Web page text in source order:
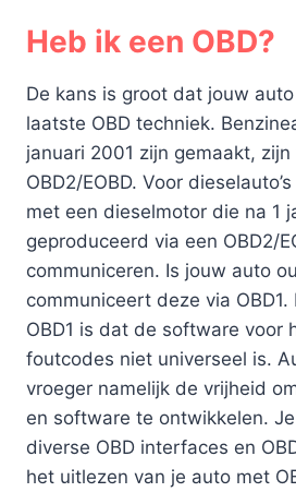
Heb ik een OBD?
De kans is groot dat jouw
laatste OBD techniek.
januari 2001 zijn gemaakt,
OBD2/EOBD. Voor
met een dieselmotor die na 1
geproduceerd via een OBD2/
communiceren. Is jouw auto
communiceert deze via
OBD1 is dat de software voor
foutcodes niet universeel is.
vroeger namelijk de vrijheid
en software te ontwikkelen.
diverse OBD interfaces en
het uitlezen van je auto met